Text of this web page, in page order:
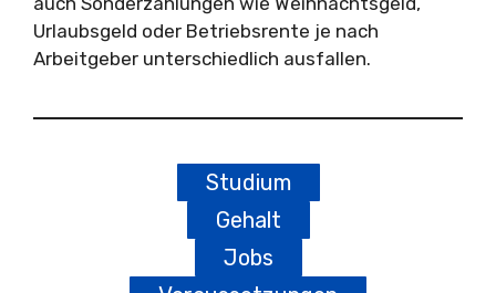
Urlaubsgeld oder Betriebsrente je nach
Arbeitgeber unterschiedlich ausfallen.
Studium
Gehalt
Jobs